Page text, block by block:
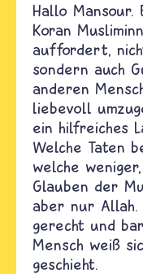
Hallo Mansour.
Koran
auffordert,
sondern auch
anderen
liebevoll
ein hilfreiches
Welche Taten
welche
Glauben der
aber nur
gerecht und
Mensch weiß
geschieht.